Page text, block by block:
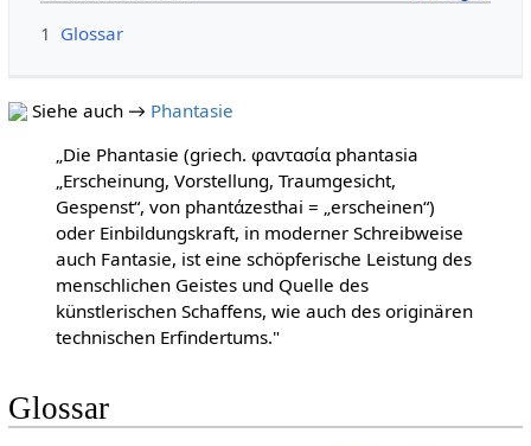
1 Glossar
Siehe auch → Phantasie
„Die Phantasie (griech. φαντασία phantasia
„Erscheinung, Vorstellung, Traumgesicht,
Gespenst“, von phantάzesthai = „erscheinen“)
oder Einbildungskraft, in moderner Schreibweise
auch Fantasie, ist eine schöpferische Leistung des
menschlichen Geistes und Quelle des
künstlerischen Schaffens, wie auch des originären
technischen Erfindertums."
Glossar